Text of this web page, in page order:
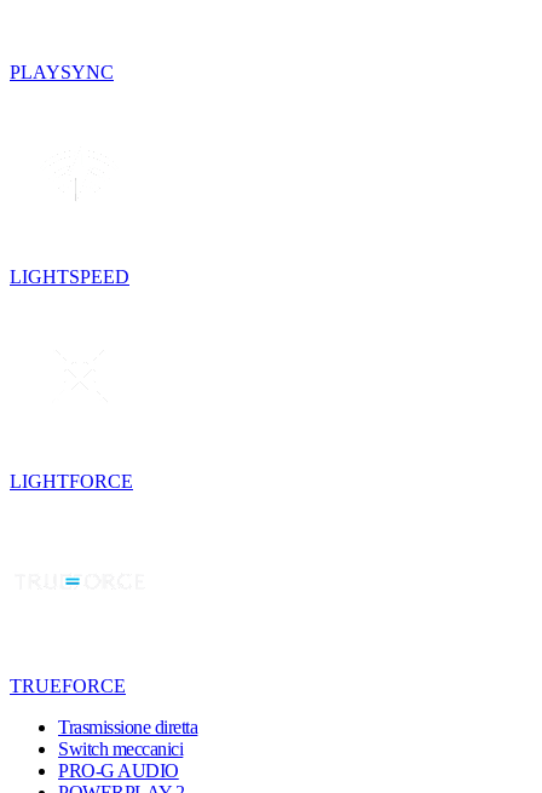
PLAYSYNC
LIGHTSPEED
LIGHTFORCE
TRUEFORCE
Trasmissione diretta
Switch meccanici
PRO-G AUDIO